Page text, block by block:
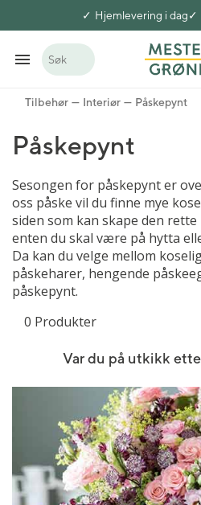
Hjemlevering i dag
Søk
Tilbehør Interiør Påskepynt
Påskepynt
Sesongen for påskepynt er
oss påske vil du finne mye
siden som kan skape den
enten du skal være på hytta
Da kan du velge mellom
påskeharer, hengende
påskepynt.
0 Produkter
Var du på utkikk